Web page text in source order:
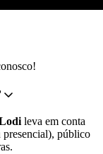
leva em conta
presencial), público